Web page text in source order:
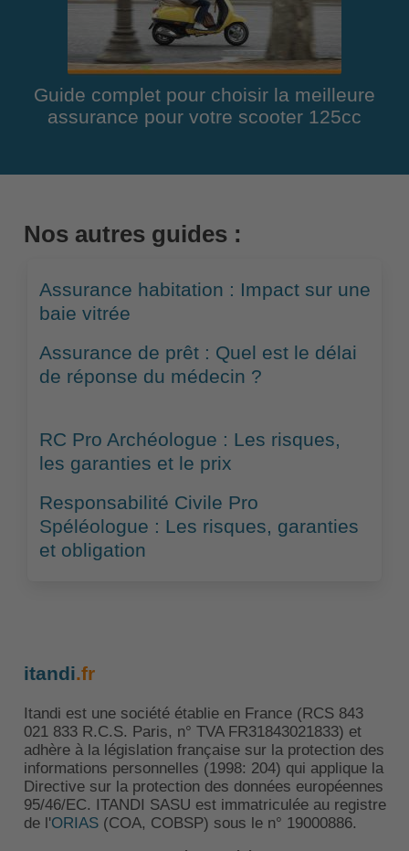
Guide complet pour choisir la meilleure
assurance pour votre scooter 125cc
Nos autres guides :
Assurance habitation : Impact sur une
baie vitrée
Assurance de prêt : Quel est le délai
de réponse du médecin ?
RC Pro Archéologue : Les risques,
les garanties et le prix
Responsabilité Civile Pro
Spéléologue : Les risques, garanties
et obligation
itandi.fr
Itandi est une société établie en France (RCS 843
021 833 R.C.S. Paris, n° TVA FR31843021833) et
adhère à la législation française sur la protection des
informations personnelles (1998: 204) qui applique la
Directive sur la protection des données européennes
95/46/EC. ITANDI SASU est immatriculée au registre
de l'ORIAS(COA, COBSP) sous le n° 19000886.